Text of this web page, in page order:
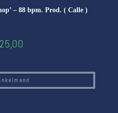
– 88 bpm. Prod. ( Calle )
25,00